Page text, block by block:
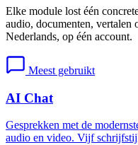
Elke module lost één
audio, documenten,
Nederlands, op één account.
Meest gebruikt
AI Chat
Gesprekken met de
audio en video. Vijf